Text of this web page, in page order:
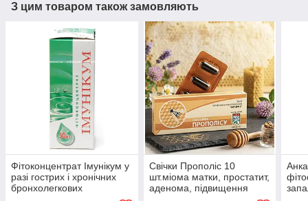
З цим товаром також замовляють
Фітоконцентрат Імунікум у
разі гострих і хронічних
бронхолегкових
Свічки Прополіс 10
шт.міома матки, простатит,
аденома, підвищення